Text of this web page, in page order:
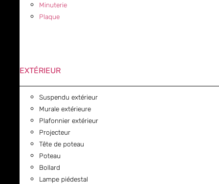
Minuterie
Plaque
EXTÉRIEUR
Suspendu extérieur
Murale extérieure
Plafonnier extérieur
Projecteur
Tête de poteau
Poteau
Bollard
Lampe piédestal